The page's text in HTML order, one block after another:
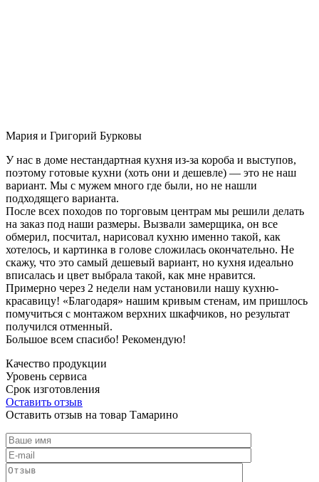
Мария и Григорий Бурковы
У нас в доме нестандартная кухня из-за короба и выступов,
поэтому готовые кухни (хоть они и дешевле) — это не наш
вариант. Мы с мужем много где были, но не нашли
подходящего варианта.
После всех походов по торговым центрам мы решили делать
на заказ под наши размеры. Вызвали замерщика, он все
обмерил, посчитал, нарисовал кухню именно такой, как
хотелось, и картинка в голове сложилась окончательно. Не
скажу, что это самый дешевый вариант, но кухня идеально
вписалась и цвет выбрала такой, как мне нравится.
Примерно через 2 недели нам установили нашу кухню-
красавицу! «Благодаря» нашим кривым стенам, им пришлось
помучиться с монтажом верхних шкафчиков, но результат
получился отменный.
Большое всем спасибо! Рекомендую!
Качество продукции
Уровень сервиса
Срок изготовления
Оставить отзыв
Оставить отзыв на товар Тамарино